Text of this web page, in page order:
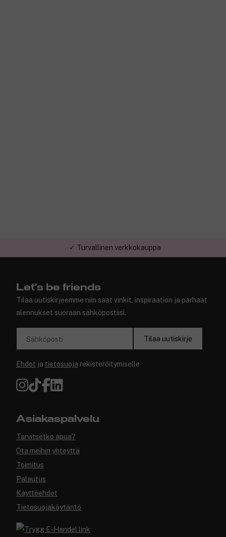
✓ Turvallinen verkkokauppa
Let's be friends
Tilaa uutiskirjeemme niin saat vinkit, inspiraation ja parhaat
alennukset suoraan sähköpostiisi.
Sähköposti Tilaa uutiskirje
Ehdot ja tietosuoja rekisteröitymiselle
Asiakaspalvelu
Tarvitsetko apua?
Ota meihin yhteyttä
Toimitus
Palautus
Käyttöehdot
Tietosuojakäytäntö